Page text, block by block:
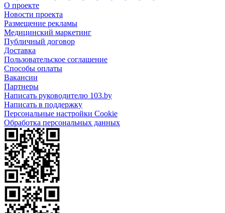
О проекте
Новости проекта
Размещение рекламы
Медицинский маркетинг
Публичный договор
Доставка
Пользовательское соглашение
Способы оплаты
Вакансии
Партнеры
Написать руководителю 103.by
Написать в поддержку
Персональные настройки Cookie
Обработка персональных данных